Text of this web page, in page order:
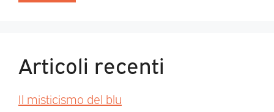
Articoli recenti
Il misticismo del blu